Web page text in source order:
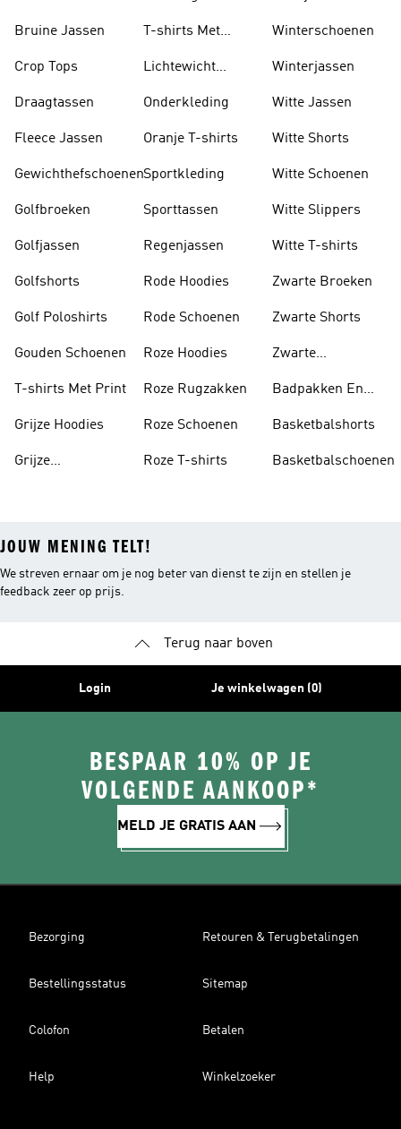
Bruine Jassen
Crop Tops
Draagtassen
Fleece Jassen
Gewichthefschoenen
Golfbroeken
Golfjassen
Golfshorts
Golf Poloshirts
Gouden Schoenen
T-shirts Met Print
Grijze Hoodies
Grijze
T-shirts Met
Lichtewicht
Onderkleding
Oranje T-shirts
Sportkleding
Sporttassen
Regenjassen
Rode Hoodies
Rode Schoenen
Roze Hoodies
Roze Rugzakken
Roze Schoenen
Roze T-shirts
Winterschoenen
Winterjassen
Witte Jassen
Witte Shorts
Witte Schoenen
Witte Slippers
Witte T-shirts
Zwarte Broeken
Zwarte Shorts
Zwarte
Badpakken En
Basketbalshorts
Basketbalschoenen
JOUW MENING TELT!
We streven ernaar om je nog beter van dienst te zijn en stellen je
feedback zeer op prijs.
Terug naar boven
Login Je winkelwagen (0)
BESPAAR 10% OP JE
VOLGENDE AANKOOP*
MELD JE GRATIS AAN
Bezorging Retouren & Terugbetalingen
Bestellingsstatus Sitemap
Colofon Betalen
Help Winkelzoeker